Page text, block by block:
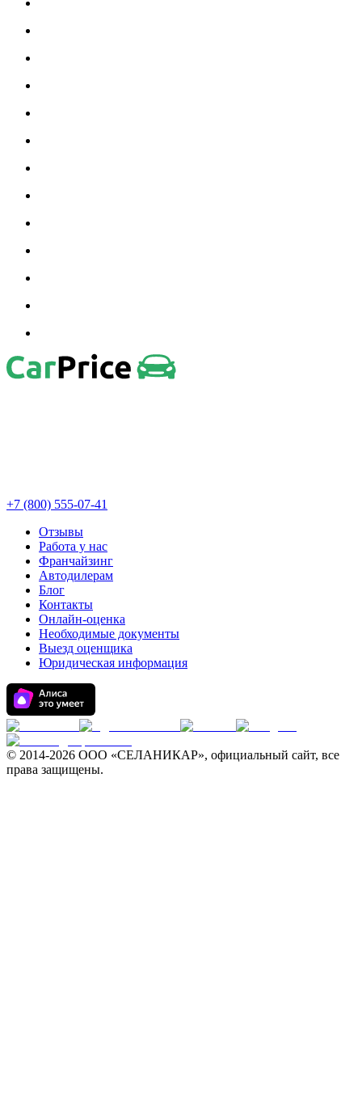
+7 (800) 555-07-41
Отзывы
Работа у нас
Франчайзинг
Автодилерам
Блог
Контакты
Онлайн-оценка
Необходимые документы
Выезд оценщика
Юридическая информация
© 2014-2026 ООО «СЕЛАНИКАР», официальный сайт, все
права защищены.